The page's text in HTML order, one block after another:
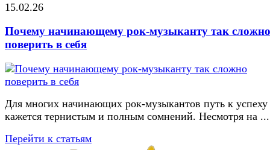
15.02.26
Почему начинающему рок-музыканту так сложно
поверить в себя
Для многих начинающих рок-музыкантов путь к успеху
кажется тернистым и полным сомнений. Несмотря на ...
Перейти к статьям